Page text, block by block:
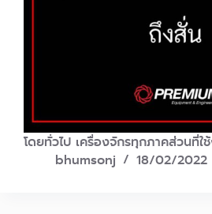
โดยทั่วไป เครื่องจักรทุกภาคส่วนที่ใ
bhumsonj
18/02/2022